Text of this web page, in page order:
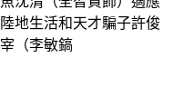
陸地生活和天才騙子許俊
宰（李敏鎬